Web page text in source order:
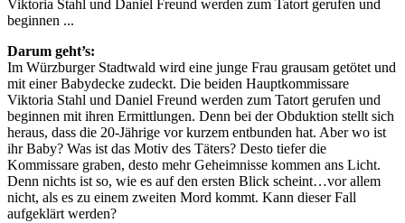
Viktoria Stahl und Daniel Freund werden zum Tatort gerufen und
beginnen ...
Darum geht’s:
Im Würzburger Stadtwald wird eine junge Frau grausam getötet und
mit einer Babydecke zudeckt. Die beiden Hauptkommissare
Viktoria Stahl und Daniel Freund werden zum Tatort gerufen und
beginnen mit ihren Ermittlungen. Denn bei der Obduktion stellt sich
heraus, dass die 20-Jährige vor kurzem entbunden hat. Aber wo ist
ihr Baby? Was ist das Motiv des Täters? Desto tiefer die
Kommissare graben, desto mehr Geheimnisse kommen ans Licht.
Denn nichts ist so, wie es auf den ersten Blick scheint…vor allem
nicht, als es zu einem zweiten Mord kommt. Kann dieser Fall
aufgeklärt werden?